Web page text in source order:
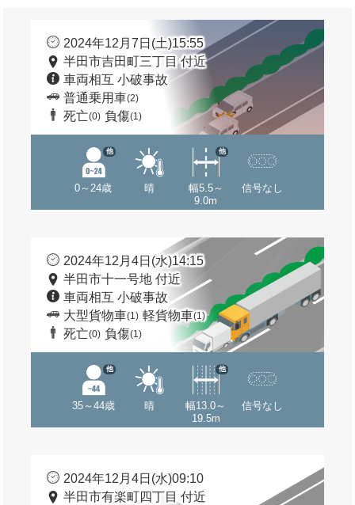
2024年12月7日(土)15:55
半田市吉田町三丁目 付近
車両相互 小破事故
普通乗用車(2)
死亡(0) 負傷(1)
0～24歳
他
晴
幅5.5～
9.0m
他
信号なし
2024年12月4日(水)14:15
半田市十一号地 付近
車両相互 小破事故
大型貨物車(1) 軽貨物車(1)
死亡(0) 負傷(1)
35～44歳
他
晴
幅13.0～
19.5m
他
信号なし
2024年12月4日(水)09:10
半田市有楽町四丁目 付近